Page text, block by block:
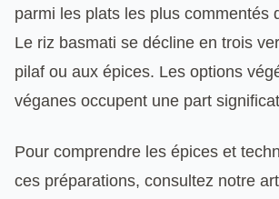
parmi les plats les plus commentés
Le riz basmati se décline en trois
pilaf ou aux épices. Les options
véganes occupent une part
Pour comprendre les épices et
ces préparations, consultez notre